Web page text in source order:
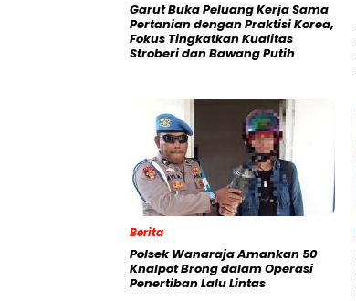
Garut Buka Peluang Kerja Sama
Pertanian dengan Praktisi Korea,
Fokus Tingkatkan Kualitas
Stroberi dan Bawang Putih
Berita
Polsek Wanaraja Amankan 50
Knalpot Brong dalam Operasi
Penertiban Lalu Lintas